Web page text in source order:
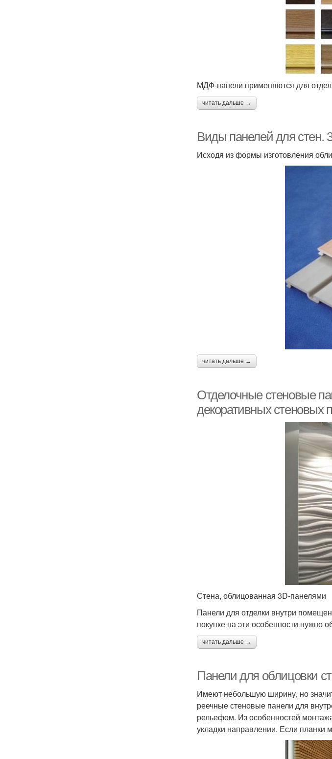
МДФ-панели применяются для
читать дальше →
Виды панелей для стен.
Исходя из формы изготовления
читать дальше →
Отделочные стеновые
декоративных стеновых
Стена, облицованная 3D-панелями
Панели для отделки внутри
покупке на эти особенности нужно
читать дальше →
Панели для облицовки
Имеют небольшую ширину, но
реечные стеновые панели для
рельефом. Из особенностей
укладки направлении. Если планки